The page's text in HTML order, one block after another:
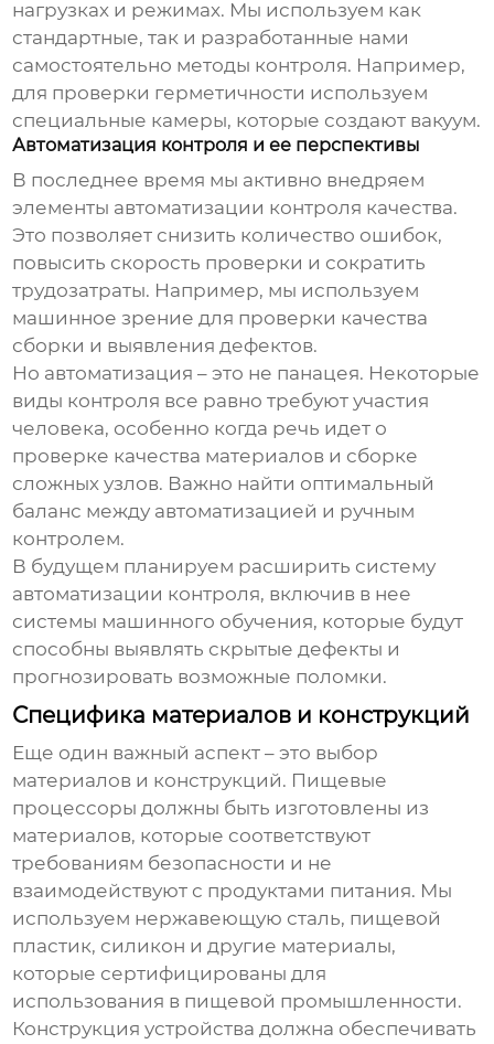
нагрузках и режимах. Мы используем как
стандартные, так и разработанные нами
самостоятельно методы контроля. Например,
для проверки герметичности используем
специальные камеры, которые создают вакуум.
Автоматизация контроля и ее перспективы
В последнее время мы активно внедряем
элементы автоматизации контроля качества.
Это позволяет снизить количество ошибок,
повысить скорость проверки и сократить
трудозатраты. Например, мы используем
машинное зрение для проверки качества
сборки и выявления дефектов.
Но автоматизация – это не панацея. Некоторые
виды контроля все равно требуют участия
человека, особенно когда речь идет о
проверке качества материалов и сборке
сложных узлов. Важно найти оптимальный
баланс между автоматизацией и ручным
контролем.
В будущем планируем расширить систему
автоматизации контроля, включив в нее
системы машинного обучения, которые будут
способны выявлять скрытые дефекты и
прогнозировать возможные поломки.
Специфика материалов и конструкций
Еще один важный аспект – это выбор
материалов и конструкций. Пищевые
процессоры должны быть изготовлены из
материалов, которые соответствуют
требованиям безопасности и не
взаимодействуют с продуктами питания. Мы
используем нержавеющую сталь, пищевой
пластик, силикон и другие материалы,
которые сертифицированы для
использования в пищевой промышленности.
Конструкция устройства должна обеспечивать